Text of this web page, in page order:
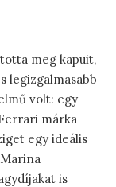
meg kapuit,
legizgalmasabb
volt: egy
márka
egy ideális
is